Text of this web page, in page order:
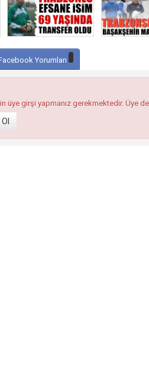
Yorumları
üye girşi yapmanız gerekmektedir. Üye